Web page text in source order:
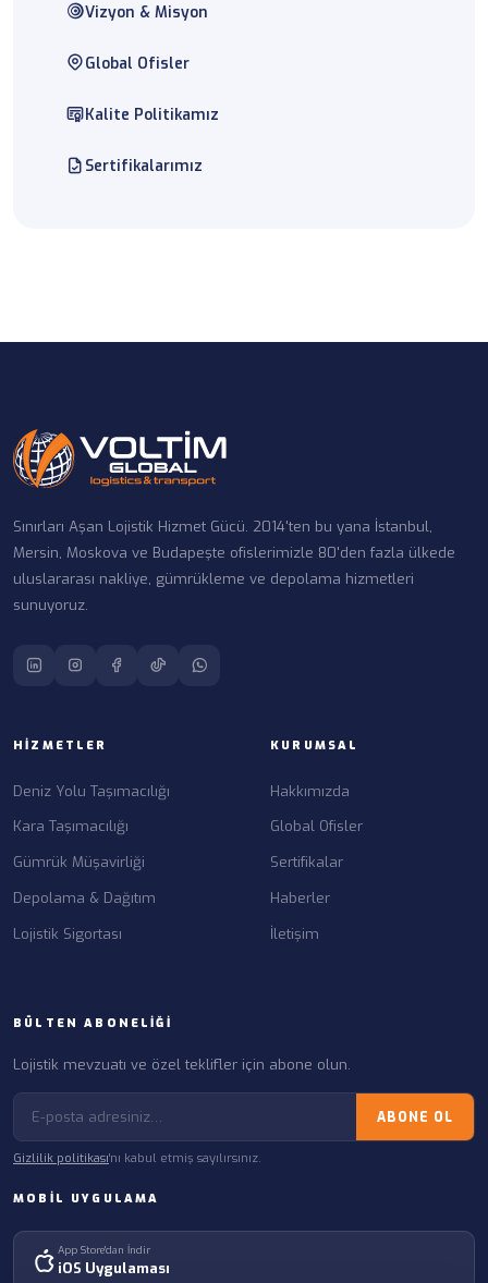
Vizyon & Misyon
Global Ofisler
Kalite Politikamız
Sertifikalarımız
Sınırları Aşan Lojistik Hizmet Gücü. 2014'ten bu yana İstanbul,
Mersin, Moskova ve Budapeşte ofislerimizle 80'den fazla ülkede
uluslararası nakliye, gümrükleme ve depolama hizmetleri
sunuyoruz.
HIZMETLER
Deniz Yolu Taşımacılığı
Kara Taşımacılığı
Gümrük Müşavirliği
Depolama & Dağıtım
Lojistik Sigortası
KURUMSAL
Hakkımızda
Global Ofisler
Sertifikalar
Haberler
İletişim
BÜLTEN ABONELIĞI
Lojistik mevzuatı ve özel teklifler için abone olun.
ABONE OL
Gizlilik politikası'nı kabul etmiş sayılırsınız.
MOBIL UYGULAMA
App Store'dan İndir
iOS Uygulaması